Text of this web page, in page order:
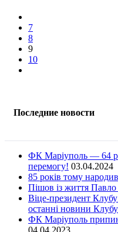
7
8
9
10
Последние новости
ФК Маріуполь — 64
перемогу! 03.04.2024
85 років тому
Пішов із життя
Віце-президент
останні новини
ФК Маріуполь
04.04.2023